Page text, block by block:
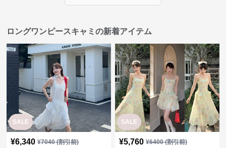
ロングワンピースキャミの新着アイテム
SALE
¥6,340 ¥7040(割引前)
SALE
¥5,760 ¥6400(割引前)